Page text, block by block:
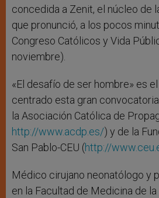
concedida a Zenit, el núcleo de
que pronunció, a los pocos
Congreso Católicos y Vida
noviembre).
«El desafío de ser hombre» es
centrado esta gran
la Asociación Católica de
http://www.acdp.es/) y de la
San Pablo-CEU (http://
Médico cirujano neonatólogo y
en la Facultad de Medicina de